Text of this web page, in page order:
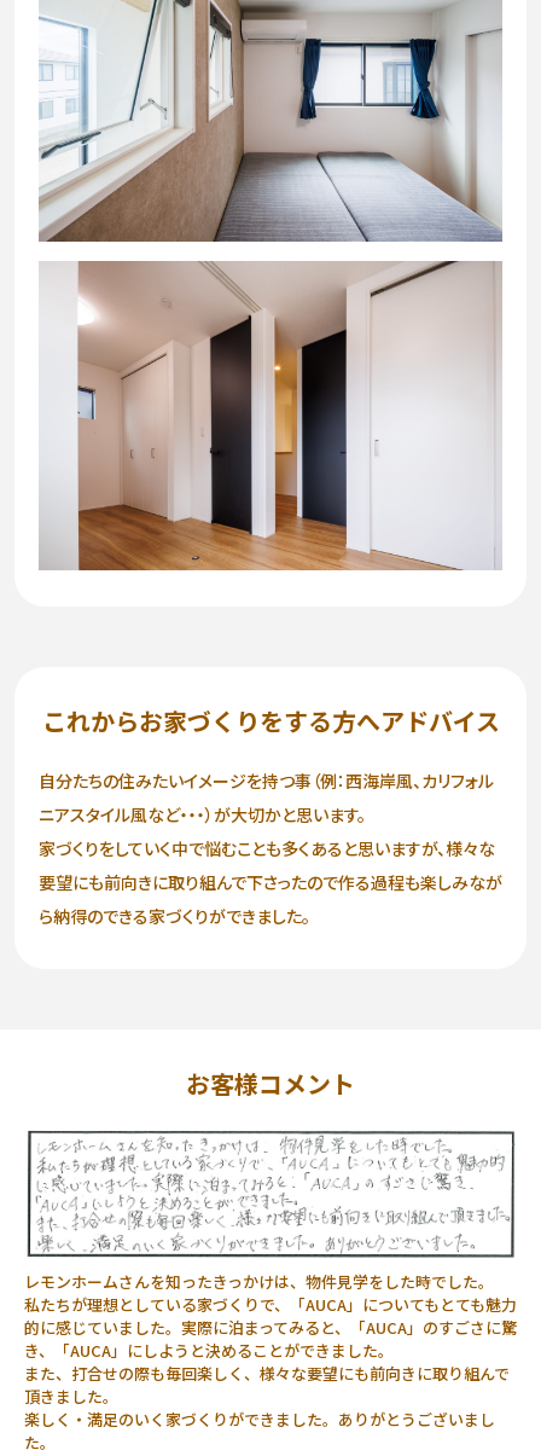
これからお家づくりをする方へアドバイス
自分たちの住みたいイメージを持つ事（例：西海岸風、カリフォル
ニアスタイル風など・・・）が大切かと思います。
家づくりをしていく中で悩むことも多くあると思いますが、様々な
要望にも前向きに取り組んで下さったので作る過程も楽しみなが
ら納得のできる家づくりができました。
お客様コメント
レモンホームさんを知ったきっかけは、物件見学をした時でした。
私たちが理想としている家づくりで、「AUCA」についてもとても魅力
的に感じていました。実際に泊まってみると、「AUCA」のすごさに驚
き、「AUCA」にしようと決めることができました。
また、打合せの際も毎回楽しく、様々な要望にも前向きに取り組んで
頂きました。
楽しく・満足のいく家づくりができました。ありがとうございまし
た。